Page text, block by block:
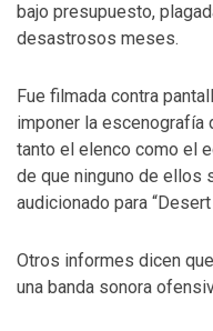
bajo presupuesto,
desastrosos meses.
Fue filmada contra
imponer la escenografía
tanto el elenco como el
de que ninguno de ellos
audicionado para
Otros informes dicen
una banda sonora